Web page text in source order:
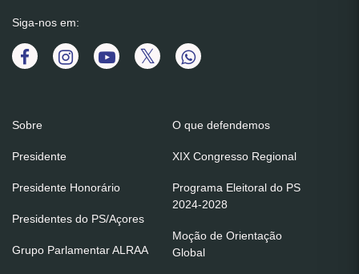
Siga-nos em:
Sobre
Presidente
Presidente Honorário
Presidentes do PS/Açores
Grupo Parlamentar ALRAA
O que defendemos
XIX Congresso Regional
Programa Eleitoral do PS
2024-2028
Moção de Orientação
Global